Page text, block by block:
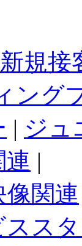
新規接
ング
| ジュ
|
関連
スス